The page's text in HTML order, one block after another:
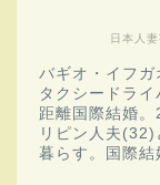
日本人
バギオ・イフ
タクシードラ
距離国際結婚
リピン人夫
暮らす。国際結